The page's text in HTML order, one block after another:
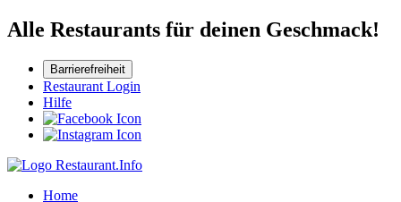
Alle Restaurants für deinen Geschmack!
Barrierefreiheit
Restaurant Login
Hilfe
Home